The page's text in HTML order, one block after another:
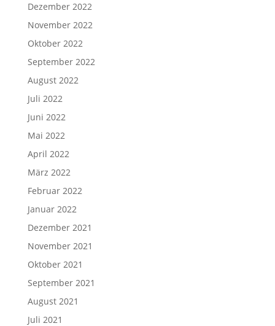
Dezember 2022
November 2022
Oktober 2022
September 2022
August 2022
Juli 2022
Juni 2022
Mai 2022
April 2022
März 2022
Februar 2022
Januar 2022
Dezember 2021
November 2021
Oktober 2021
September 2021
August 2021
Juli 2021